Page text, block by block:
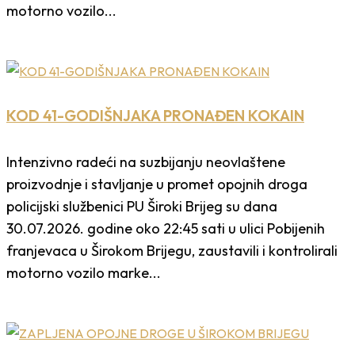
motorno vozilo...
KOD 41-GODIŠNJAKA PRONAĐEN KOKAIN
Intenzivno radeći na suzbijanju neovlaštene
proizvodnje i stavljanje u promet opojnih droga
policijski službenici PU Široki Brijeg su dana
30.07.2026. godine oko 22:45 sati u ulici Pobijenih
franjevaca u Širokom Brijegu, zaustavili i kontrolirali
motorno vozilo marke...